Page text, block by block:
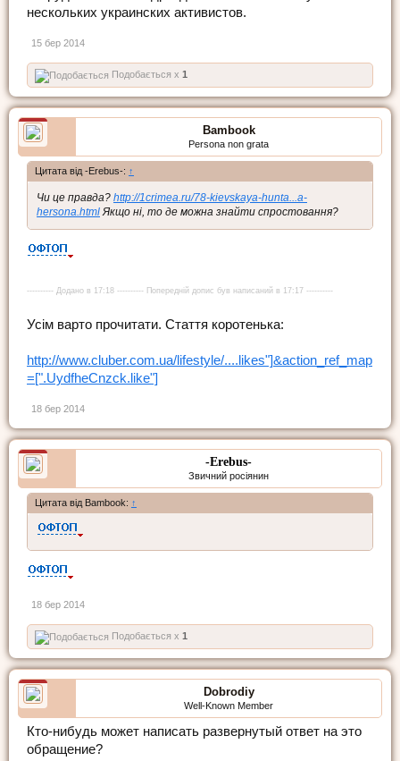
нескольких украинских активистов.
15 бер 2014
Подобається x 1
Bambook
Persona non grata
Цитата від -Erebus-: ↑
Чи це правда? http://1crimea.ru/78-kievskaya-hunta...a-
hersona.htmlЯкщо ні, то де можна знайти спростовання?
---------- Додано в 17:18 ---------- Попередній допис був написаний в 17:17 ----------
Усім варто прочитати. Стаття коротенька:
http://www.cluber.com.ua/lifestyle/....likes"]&action_ref_map
=[".UydfheCnzck.like"]
18 бер 2014
-Erebus-
Звичний росіянин
Цитата від Bambook: ↑
18 бер 2014
Подобається x 1
Dobrodiy
Well-Known Member
Кто-нибудь может написать развернутый ответ на это
обращение?